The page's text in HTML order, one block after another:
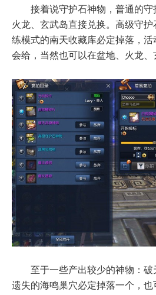
接着说守护石神物，普通的守
火龙、玄武岛直接兑换。高级守
练模式的南天收藏库必定掉落，
会给，当然也可以在盆地、火龙、
至于一些产出较少的神物：
遗失的海鸣巢穴必定掉落一个，